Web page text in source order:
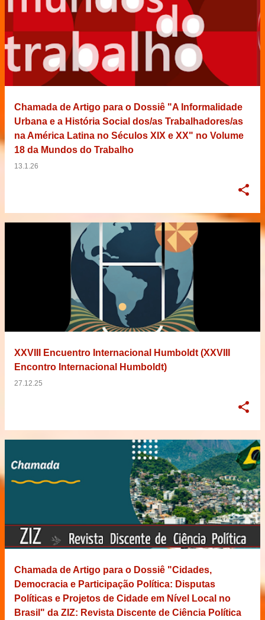
Chamada de Artigo para o Dossiê "A Informalidade
Urbana e a História Social dos/as Trabalhadores/as
na América Latina no Séculos XIX e XX" no Volume
18 da Mundos do Trabalho
13.1.26
XXVIII Encuentro Internacional Humboldt (XXVIII
Encontro Internacional Humboldt)
27.12.25
Chamada de Artigo para o Dossiê "Cidades,
Democracia e Participação Política: Disputas
Políticas e Projetos de Cidade em Nível Local no
Brasil" da ZIZ: Revista Discente de Ciência Política